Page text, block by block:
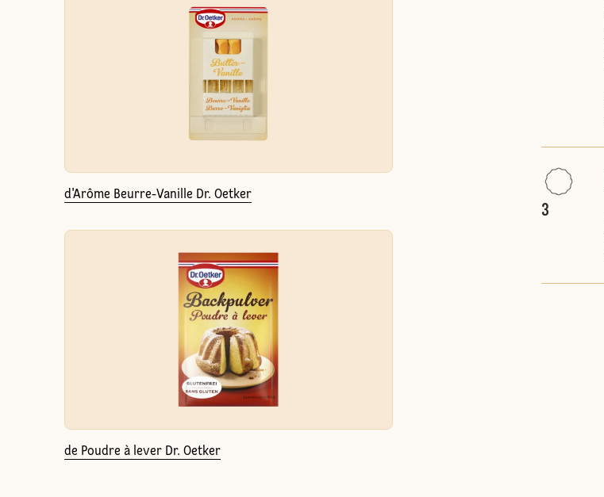
d'Arôme Beurre-Vanille Dr. Oetker
de Poudre à lever Dr. Oetker
3